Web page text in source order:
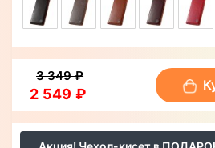
2 549 ₽
3 349 ₽